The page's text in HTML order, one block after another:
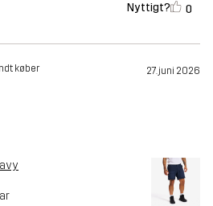
Nyttigt? 0
køber 27. juni 2026